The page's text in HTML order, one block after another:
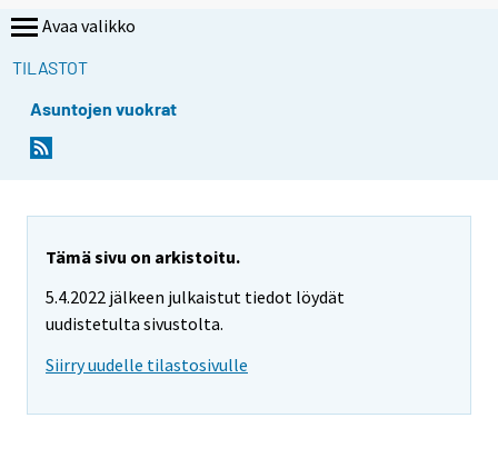
Avaa valikko
TILASTOT
Asuntojen vuokrat
Tämä sivu on arkistoitu.
5.4.2022 jälkeen julkaistut tiedot löydät
uudistetulta sivustolta.
Siirry uudelle tilastosivulle